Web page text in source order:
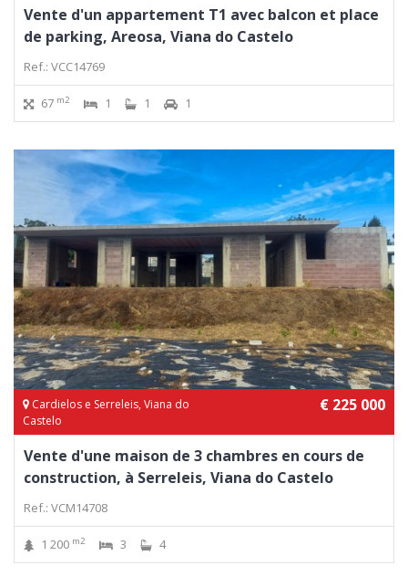
Vente d'un appartement T1 avec balcon et place
de parking, Areosa, Viana do Castelo
Ref.: VCC14769
67 m2 1 1 1
Cardielos e Serreleis, Viana do
Castelo
€ 225 000
Vente d'une maison de 3 chambres en cours de
construction, à Serreleis, Viana do Castelo
Ref.: VCM14708
1 200 m2 3 4